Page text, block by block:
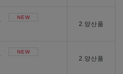
NEW
2.양산품
NEW
2.양산품